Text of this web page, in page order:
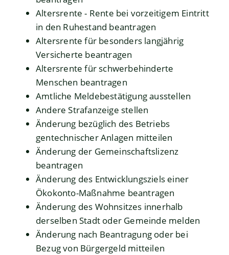
Altersrente - Rente bei vorzeitigem Eintritt
in den Ruhestand beantragen
Altersrente für besonders langjährig
Versicherte beantragen
Altersrente für schwerbehinderte
Menschen beantragen
Amtliche Meldebestätigung ausstellen
Andere Strafanzeige stellen
Änderung bezüglich des Betriebs
gentechnischer Anlagen mitteilen
Änderung der Gemeinschaftslizenz
beantragen
Änderung des Entwicklungsziels einer
Ökokonto-Maßnahme beantragen
Änderung des Wohnsitzes innerhalb
derselben Stadt oder Gemeinde melden
Änderung nach Beantragung oder bei
Bezug von Bürgergeld mitteilen